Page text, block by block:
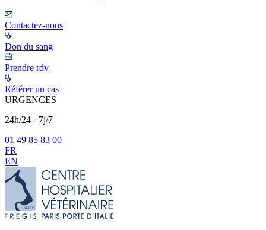
Contactez-nous
Don du sang
Prendre rdv
Référer un cas
URGENCES
24h/24 - 7j/7
01 49 85 83 00
FR
EN